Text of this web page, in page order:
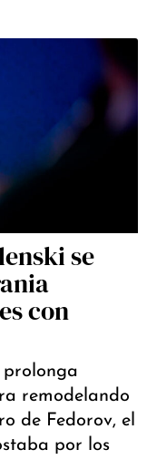
se
con
prolonga
remodelando
de Fedorov, el
por los